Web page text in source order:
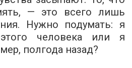
— это всего лишь
Нужно подумать: я
человека или я
полгода назад?